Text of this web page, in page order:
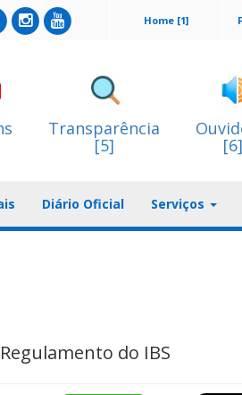
Home [1]
Transparência
[5] [6]
Diário Oficial Serviços
do IBS